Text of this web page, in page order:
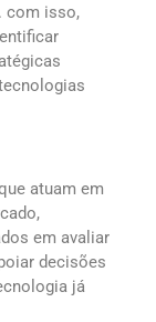
com isso,
atuam em
em avaliar
decisões
já